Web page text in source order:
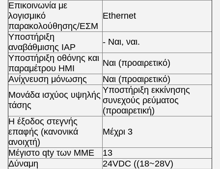
Επικοινωνία με
λογισμικό
παρακολούθησης/ΕΣΜ
Ethernet
Υποστήριξη
αναβάθμισης IAP
- Ναι, ναι.
Υποστήριξη οθόνης και
παραμέτρου HMI
Ναι (προαιρετικό)
Ανίχνευση μόνωσης
Ναι (προαιρετικό)
Μονάδα ισχύος υψηλής
τάσης
Υποστήριξη εκκίνησης
συνεχούς ρεύματος
(προαιρετική)
Η έξοδος στεγνής
επαφής (κανονικά
ανοιχτή)
Μέχρι 3
Μέγιστο qty των ΜΜΕ
13
Δύναμη
24VDC ((18~28V)